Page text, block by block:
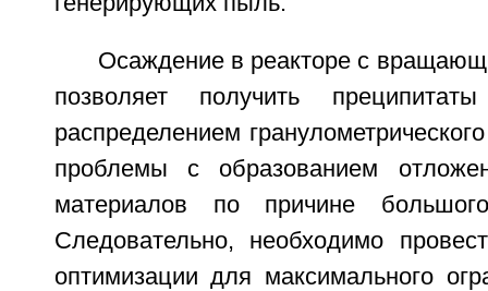
Осаждение в реакторе с
позволяет получить
распределением
проблемы с образованием
материалов по причине
Следовательно, необходимо
оптимизации для максимального